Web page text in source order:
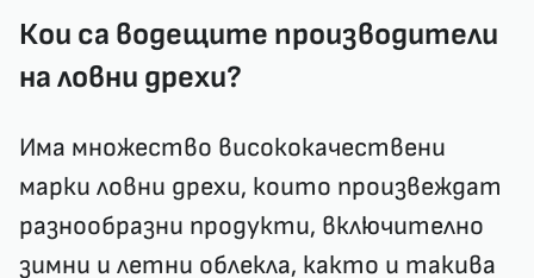
Кои са водещите производители
на ловни дрехи?
Има множество висококачествени
марки ловни дрехи, които произвеждат
разнообразни продукти, включително
зимни и летни облекла, както и такива